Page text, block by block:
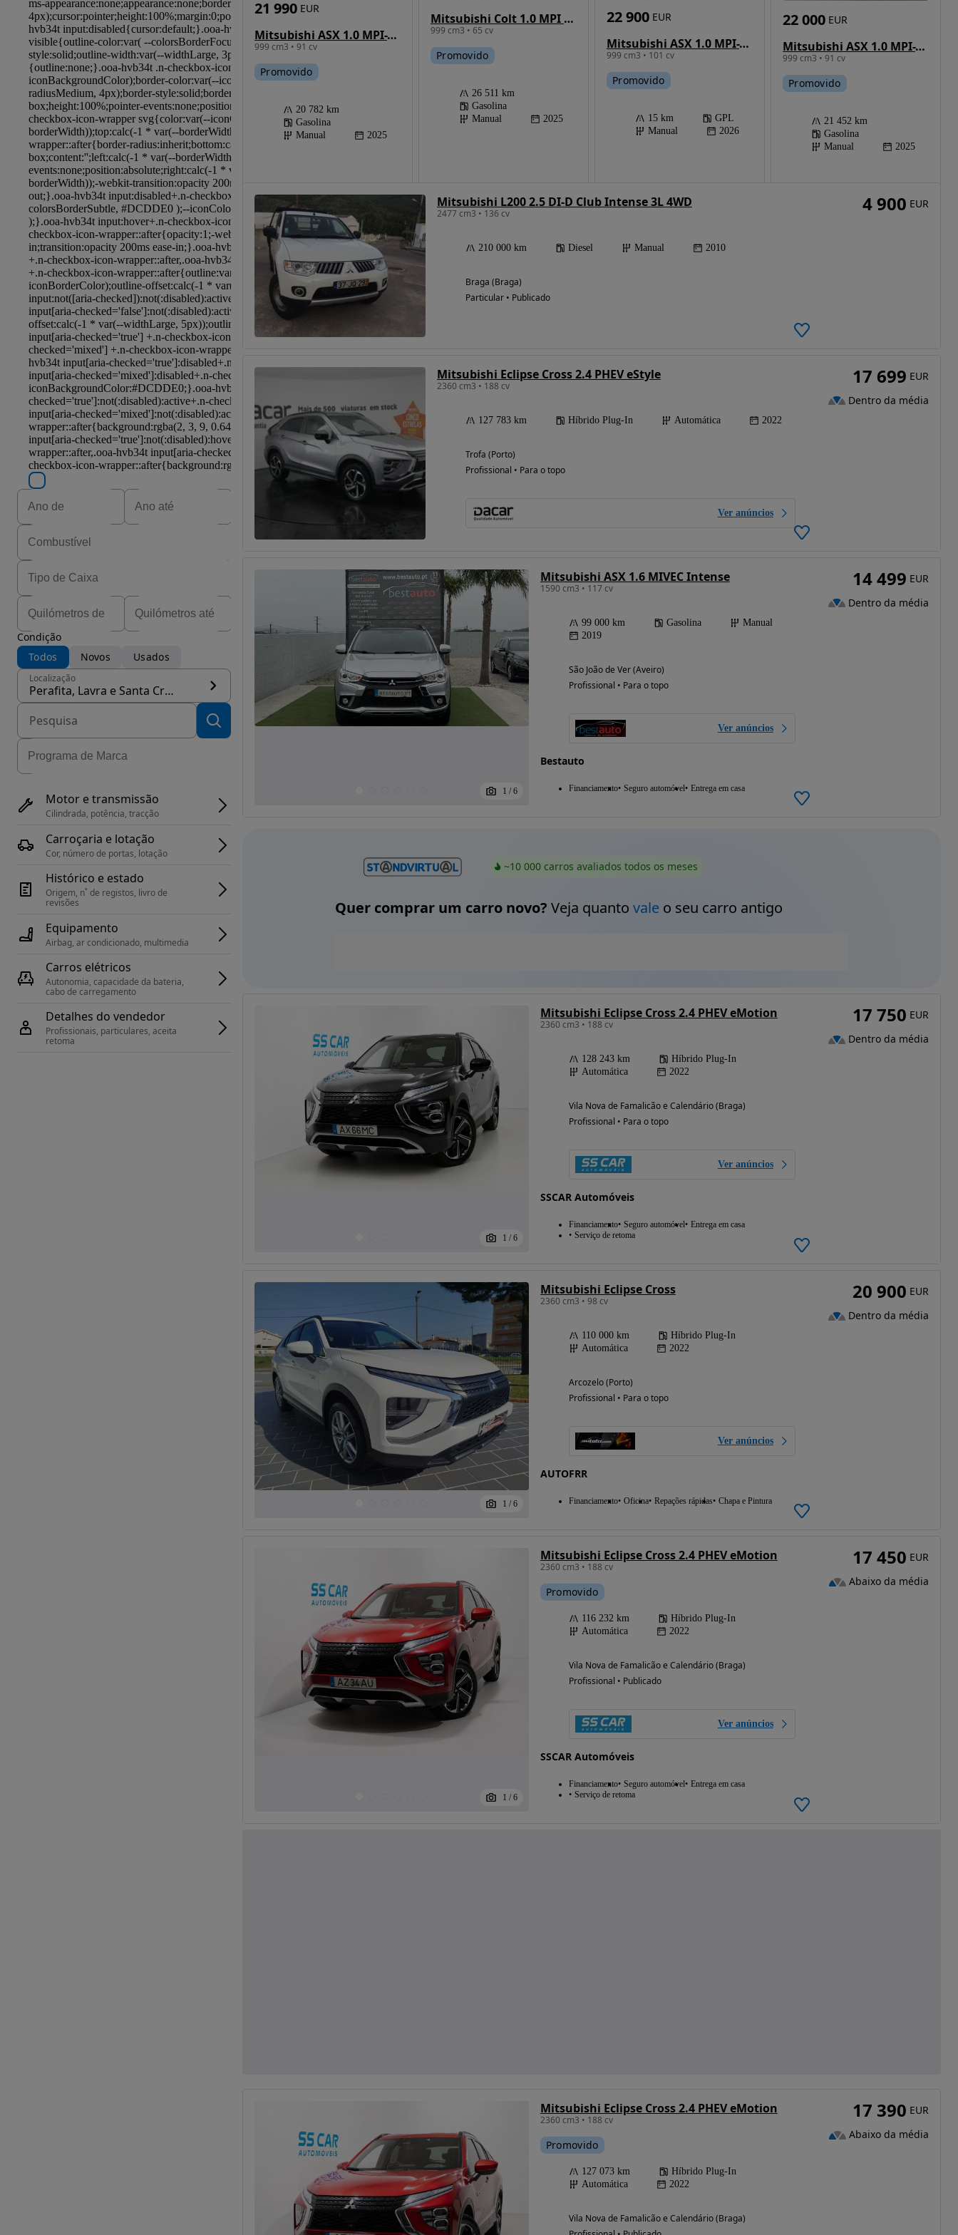
Possibilidade de
Condição
Todos
Novos Usados
Localização
Perafita, Lavra e Santa Cruz do Bispo, concelho Matosinhos
Motor e transmissão
Cilindrada, potência, tracção
Carroçaria e lotação
Cor, número de portas, lotação
Histórico e estado
Origem, n˚ de registos, livro de
revisões
Equipamento
Airbag, ar condicionado, multimedia
Carros elétricos
Autonomia, capacidade da bateria,
cabo de carregamento
Detalhes do vendedor
Profissionais, particulares, aceita
retoma
Mitsubishi ASX 1.0 MPI-T Kaiteki
999 cm3 • 91 cv
21 990 EUR
Promovido
20 782 km
Gasolina
Manual
2025
Mitsubishi Colt 1.0 MPI Kyoto
999 cm3 • 65 cv
Promovido
26 511 km
Gasolina
Manual
2025
Mitsubishi ASX 1.0 MPI-T Bi-Fuel Kaiteki
999 cm3 • 101 cv
22 900 EUR
Promovido
15 km
GPL
Manual
2026
Mitsubishi ASX 1.0 MPI-T Kaiteki
999 cm3 • 91 cv
22 000 EUR
Promovido
21 452 km
Gasolina
Manual
2025
Mitsubishi L200 2.5 DI-D Club Intense 3L 4WD
2477 cm3 • 136 cv
210 000 km Diesel Manual 2010
Braga (Braga)
Particular • Publicado
4 900 EUR
Mitsubishi Eclipse Cross 2.4 PHEV eStyle
2360 cm3 • 188 cv
127 783 km Híbrido Plug-In Automática 2022
Trofa (Porto)
Profissional • Para o topo
Ver anúncios
17 699 EUR
Dentro da média
1 / 6
Mitsubishi ASX 1.6 MIVEC Intense
1590 cm3 • 117 cv
99 000 km Gasolina
Manual
2019
São João de Ver (Aveiro)
Profissional • Para o topo
Ver anúncios
Bestauto
Financiamento Seguro automóvel Entrega em casa
14 499 EUR
Dentro da média
~10 000 carros avaliados todos os meses
Quer comprar um carro novo? Veja quanto valeo seu carro antigo
1 / 6
Mitsubishi Eclipse Cross 2.4 PHEV eMotion
2360 cm3 • 188 cv
128 243 km
Híbrido Plug-In
Automática
2022
Vila Nova de Famalicão e Calendário (Braga)
Profissional • Para o topo
Ver anúncios
SSCAR Automóveis
Financiamento Seguro automóvel Entrega em casa
Serviço de retoma
17 750 EUR
Dentro da média
1 / 6
Mitsubishi Eclipse Cross
2360 cm3 • 98 cv
110 000 km
Híbrido Plug-In
Automática
2022
Arcozelo (Porto)
Profissional • Para o topo
Ver anúncios
AUTOFRR
Financiamento Oficina Repações rápidas Chapa e Pintura
20 900 EUR
Dentro da média
1 / 6
Mitsubishi Eclipse Cross 2.4 PHEV eMotion
2360 cm3 • 188 cv
Promovido
116 232 km
Híbrido Plug-In
Automática
2022
Vila Nova de Famalicão e Calendário (Braga)
Profissional • Publicado
Ver anúncios
SSCAR Automóveis
Financiamento Seguro automóvel Entrega em casa
Serviço de retoma
17 450 EUR
Abaixo da média
Mitsubishi Eclipse Cross 2.4 PHEV eMotion
2360 cm3 • 188 cv
Promovido
127 073 km
Híbrido Plug-In
Automática
2022
Vila Nova de Famalicão e Calendário (Braga)
17 390 EUR
Abaixo da média